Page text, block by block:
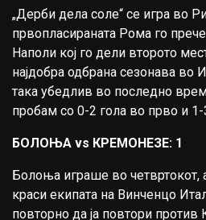
„Дерби дела соле“ се игра во
првопласираната Рома го
Наполи кој го дели второто
најдобра одбрана сезонава во
така убедлив во последно
пробам со 0-2 гола во прво и 1-
БОЛОЊА vs КРЕМОНЕЗЕ: 1
Болоња играше во четвртокот,
краси екипата на Винченцо
повторно да ја повтори против